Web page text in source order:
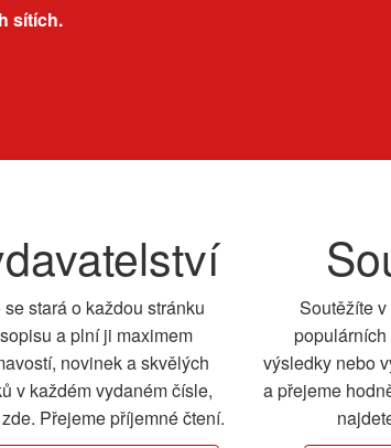
sítích.
se stará o každou stránku
a plní ji maximem
novinek a skvělých
v každém vydaném čísle,
Přejeme příjemné čtení.
Soutěžíte
výsledky nebo
a přejeme